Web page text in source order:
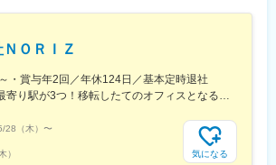
ＯＲＩＺ
・賞与年2回／年休124日／基本定時退社
徒歩5分圏内に最寄り駅が3つ！移転したてのオフィスとなるため、新しくキレイなオフィスで働けます！★転勤なし東京都中央区銀座6-13-16 ヒューリック銀座ウォールビル3階新富町から徒歩3分※受動喫煙対策：屋内禁煙
28（木） 〜
） 気になる